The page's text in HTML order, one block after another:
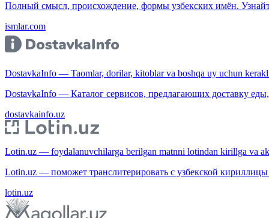
Полный смысл, происхождение, формы узбекских имён.
ismlar.com
DostavkaInfo — Taomlar, dorilar, kitoblar va boshqa uy uchun
DostavkaInfo — Каталог сервисов, предлагающих доставку
dostavkainfo.uz
Lotin.uz — foydalanuvchilarga berilgan matnni lotindan kirillga va
Lotin.uz — поможет транслитерировать с узбекской
lotin.uz